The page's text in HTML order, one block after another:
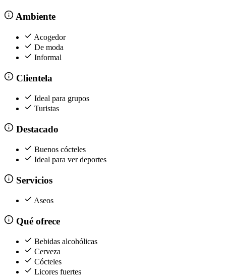
Ambiente
Acogedor
De moda
Informal
Clientela
Ideal para grupos
Turistas
Destacado
Buenos cócteles
Ideal para ver deportes
Servicios
Aseos
Qué ofrece
Bebidas alcohólicas
Cerveza
Cócteles
Licores fuertes